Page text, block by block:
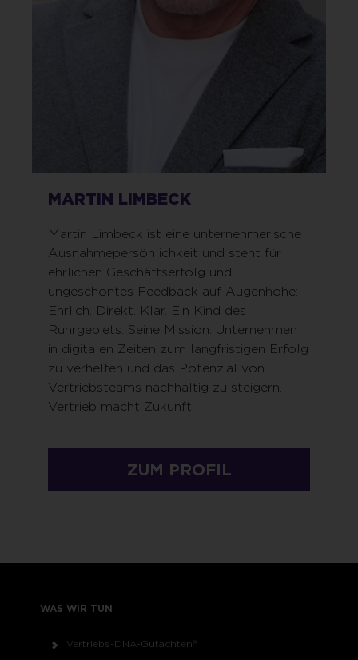
MARTIN LIMBECK
Martin Limbeck ist eine unternehmerische
Ausnahmepersönlichkeit und steht für
ehrlichen Geschäftserfolg und
ungeschöntes Feedback auf Augenhöhe:
Ehrlich. Direkt. Klar. Ein Kind des
Ruhrgebiets. Seine Mission: Unternehmen
in digitalen Zeiten zum langfristigen Erfolg
zu verhelfen und das Potenzial von
Vertriebsteams nachhaltig zu steigern.
Vertrieb macht Zukunft!
ZUM PROFIL
WAS WIR TUN
Vertriebs-DNA-Gutachten®